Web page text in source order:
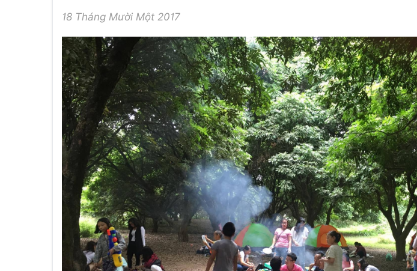
18 Tháng Mười Một 2017